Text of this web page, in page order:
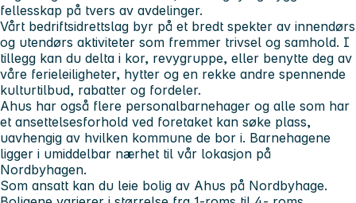
fellesskap på tvers av avdelinger.
Vårt bedriftsidrettslag byr på et bredt spekter av innendørs
og utendørs aktiviteter som fremmer trivsel og samhold. I
tillegg kan du delta i kor, revygruppe, eller benytte deg av
våre ferieleiligheter, hytter og en rekke andre spennende
kulturtilbud, rabatter og fordeler.
Ahus har også flere personalbarnehager og alle som har
et ansettelsesforhold ved foretaket kan søke plass,
uavhengig av hvilken kommune de bor i. Barnehagene
ligger i umiddelbar nærhet til vår lokasjon på
Nordbyhagen.
Som ansatt kan du leie bolig av Ahus på Nordbyhage.